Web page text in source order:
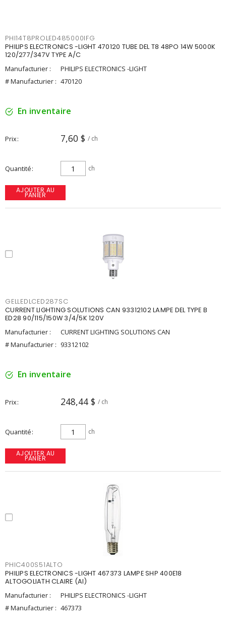
PHI14T8PROLED485000IFG
PHILIPS ELECTRONICS -LIGHT 470120 TUBE DEL T8 48PO 14W 5000K
120/277/347V TYPE A/C
Manufacturier :
PHILIPS ELECTRONICS -LIGHT
# Manufacturier : 470120
En inventaire
Prix 7,60 $ / ch
Quantité ch
AJOUTER AU
PANIER
GELLEDLCED287SC
CURRENT LIGHTING SOLUTIONS CAN 93312102 LAMPE DEL TYPE B
ED28 90/115/150W 3/4/5K 120V
Manufacturier :
CURRENT LIGHTING SOLUTIONS CAN
# Manufacturier : 93312102
En inventaire
Prix 248,44 $ / ch
Quantité ch
AJOUTER AU
PANIER
PHIC400S51ALTO
PHILIPS ELECTRONICS -LIGHT 467373 LAMPE SHP 400E18
ALTOGOLIATH CLAIRE (AI)
Manufacturier :
PHILIPS ELECTRONICS -LIGHT
# Manufacturier : 467373